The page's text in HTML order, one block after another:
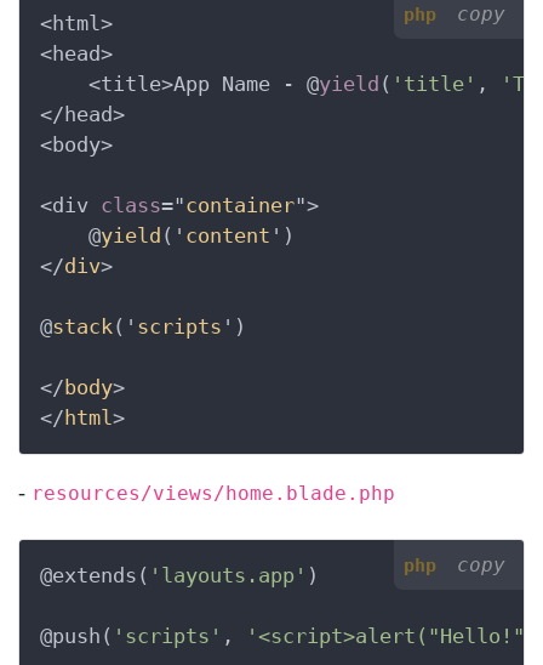
php copy
<html>
<head>
    <title>App Name - @
yield ( 'title' ,
</head>
<body>
<div class="container">
    @
yield (' content ')
</div>
@stack(' scripts ')
</ body>
</ html>
- resources/views/home.blade.php
php copy
@extends( 'layouts.app' )
@push( 'scripts' ,